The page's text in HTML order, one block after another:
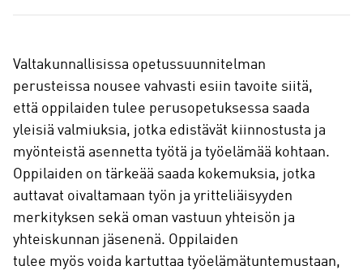
a
Valtakunnallisissa opetussuunnitelman
perusteissa nousee vahvasti esiin tavoite siitä,
että oppilaiden tulee perusopetuksessa saada
yleisiä valmiuksia, jotka edistävät kiinnostusta ja
myönteistä asennetta työtä ja työelämää kohtaan.
Oppilaiden on tärkeää saada kokemuksia, jotka
auttavat oivaltamaan työn ja yritteliäisyyden
merkityksen sekä oman vastuun yhteisön ja
yhteiskunnan jäsenenä. Oppilaiden
tulee myös voida kartuttaa työelämätuntemustaan,